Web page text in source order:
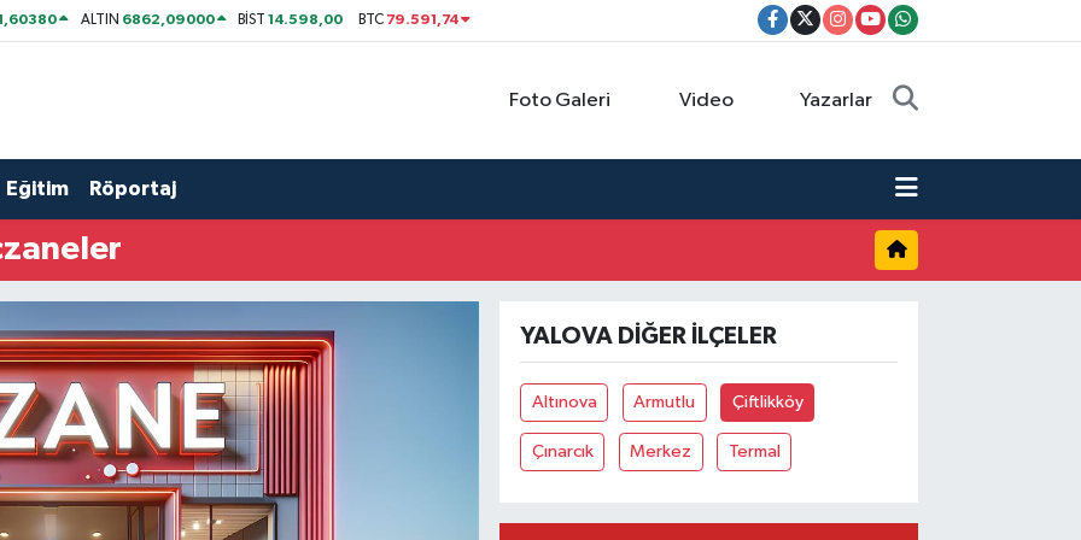
ALTIN 6862,09000 BİST14.598,00 BTC 79.591,74
Foto Galeri Video Yazarlar
Eğitim Röportaj
YALOVA DIĞER İLÇELER
Altınova Armutlu Çiftlikköy
Çınarcık Merkez Termal